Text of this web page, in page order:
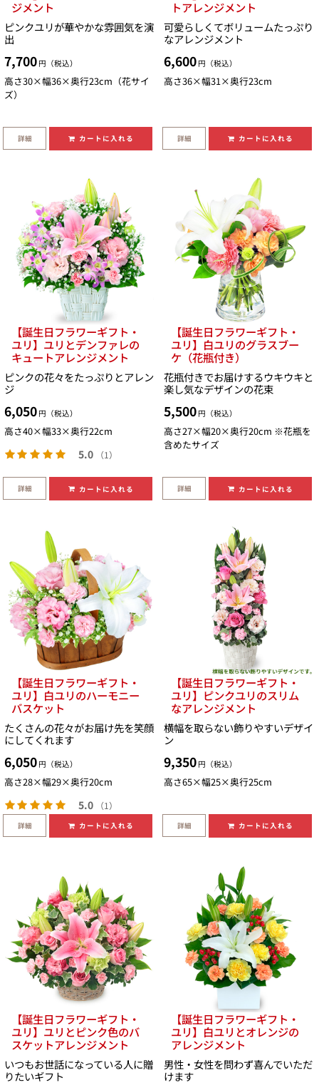
ジメント
ピンクユリが華やかな雰囲気を演
出
7,700 円（税込）
高さ30×幅36×奥行23cm（花サイ
ズ）
詳細 カートに入れる
トアレンジメント
可愛らしくてボリュームたっぷり
なアレンジメント
6,600 円（税込）
高さ36×幅31×奥行23cm
詳細 カートに入れる
【誕生日フラワーギフト・
ユリ】ユリとデンファレの
キュートアレンジメント
ピンクの花々をたっぷりとアレン
ジ
6,050 円（税込）
高さ40×幅33×奥行22cm
5.0 （1）
詳細 カートに入れる
【誕生日フラワーギフト・
ユリ】白ユリのグラスブー
ケ（花瓶付き）
花瓶付きでお届けするウキウキと
楽し気なデザインの花束
5,500 円（税込）
高さ27×幅20×奥行20cm ※花瓶を
含めたサイズ
詳細 カートに入れる
【誕生日フラワーギフト・
ユリ】白ユリのハーモニー
バスケット
たくさんの花々がお届け先を笑顔
にしてくれます
6,050 円（税込）
高さ28×幅29×奥行20cm
5.0 （1）
詳細 カートに入れる
【誕生日フラワーギフト・
ユリ】ピンクユリのスリム
なアレンジメント
横幅を取らない飾りやすいデザイ
ン
9,350 円（税込）
高さ65×幅25×奥行25cm
詳細 カートに入れる
【誕生日フラワーギフト・
ユリ】ユリとピンク色のバ
スケットアレンジメント
いつもお世話になっている人に贈
りたいギフト
【誕生日フラワーギフト・
ユリ】白ユリとオレンジの
アレンジメント
男性・女性を問わず喜んでいただ
けます